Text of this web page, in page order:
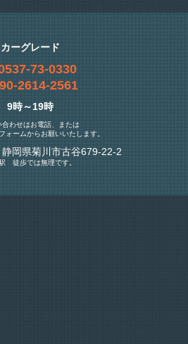
カーグレード
73-0330
2614-2561
9時～19時
合わせはお電話、または
ォームからお願いいたします。
岡県菊川市古谷679-22-2
徒歩では無理です。